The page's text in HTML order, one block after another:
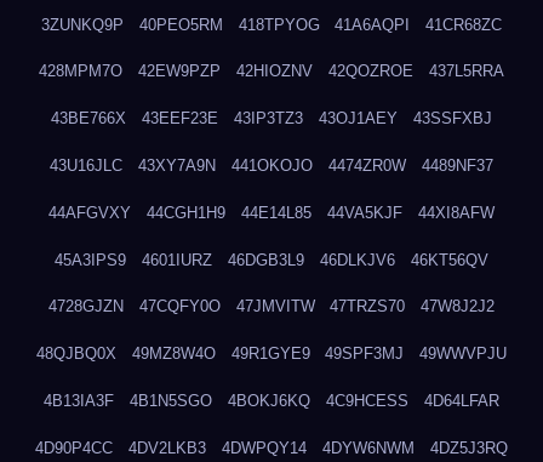
3ZUNKQ9P 40PEO5RM 418TPYOG 41A6AQPI 41CR68ZC
428MPM7O 42EW9PZP 42HIOZNV 42QOZROE 437L5RRA
43BE766X 43EEF23E 43IP3TZ3 43OJ1AEY 43SSFXBJ
43U16JLC 43XY7A9N 441OKOJO 4474ZR0W 4489NF37
44AFGVXY 44CGH1H9 44E14L85 44VA5KJF 44XI8AFW
45A3IPS9 4601IURZ 46DGB3L9 46DLKJV6 46KT56QV
4728GJZN 47CQFY0O 47JMVITW 47TRZS70 47W8J2J2
48QJBQ0X 49MZ8W4O 49R1GYE9 49SPF3MJ 49WWVPJU
4B13IA3F 4B1N5SGO 4BOKJ6KQ 4C9HCESS 4D64LFAR
4D90P4CC 4DV2LKB3 4DWPQY14 4DYW6NWM 4DZ5J3RQ